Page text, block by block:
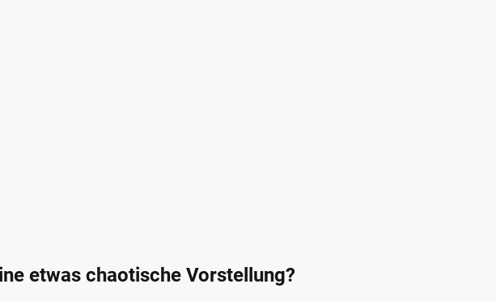
etwas chaotische Vorstellung?